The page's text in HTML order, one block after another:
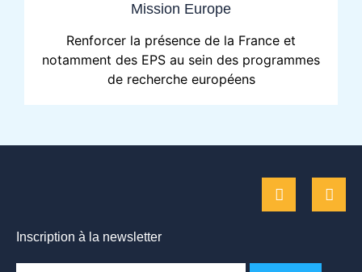
Mission Europe
Renforcer la présence de la France et
notamment des EPS au sein des programmes
de recherche européens
Inscription à la newsletter